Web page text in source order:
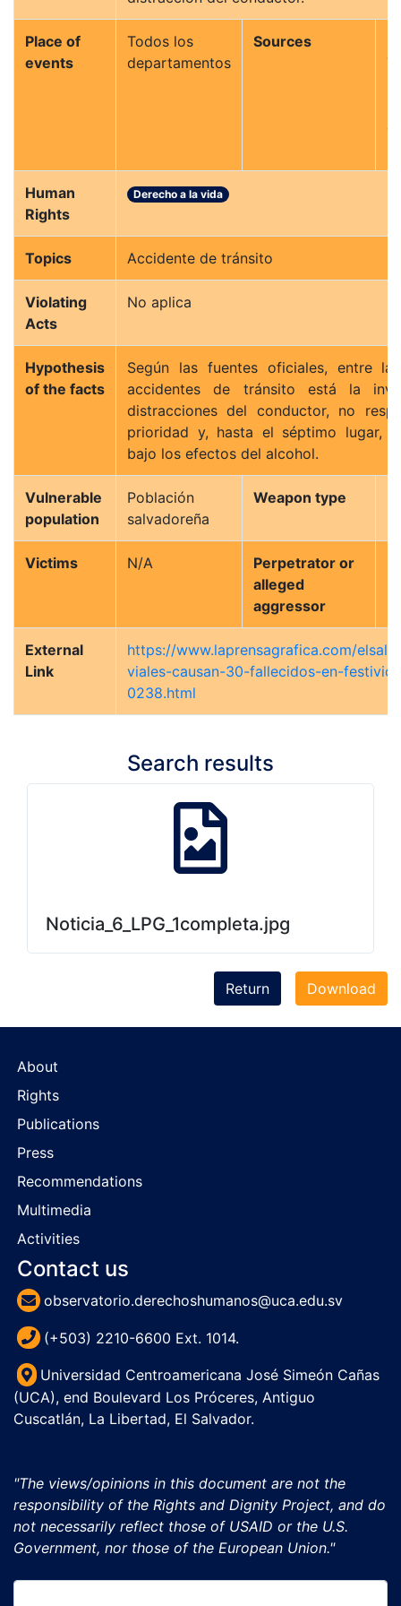
Place of
events
Todos los
departamentos
Sources
Human
Rights
Derecho a la vida
Topics Accidente de tránsito
Violating
Acts
No aplica
Hypothesis
of the facts
Según las fuentes oficiales, entre
accidentes de tránsito está la
distracciones del conductor, no
prioridad y, hasta el séptimo lugar,
bajo los efectos del alcohol.
Vulnerable
population
Población
salvadoreña
Weapon type
Victims N/A
Perpetrator or
alleged
aggressor
External
Link
https://www.laprensagrafica.com/
viales-causan-30-fallecidos-en-
0238.html
Search results
Noticia_6_LPG_1completa.jpg
Download
Return
About
Rights
Publications
Press
Recommendations
Multimedia
Activities
Contact us
observatorio.derechoshumanos@uca.edu.sv
(+503) 2210-6600 Ext. 1014.
Universidad Centroamericana José Simeón Cañas
(UCA), end Boulevard Los Próceres, Antiguo
Cuscatlán, La Libertad, El Salvador.
"The views/opinions in this document are not the
responsibility of the Rights and Dignity Project, and do
not necessarily reflect those of USAID or the U.S.
Government, nor those of the European Union."